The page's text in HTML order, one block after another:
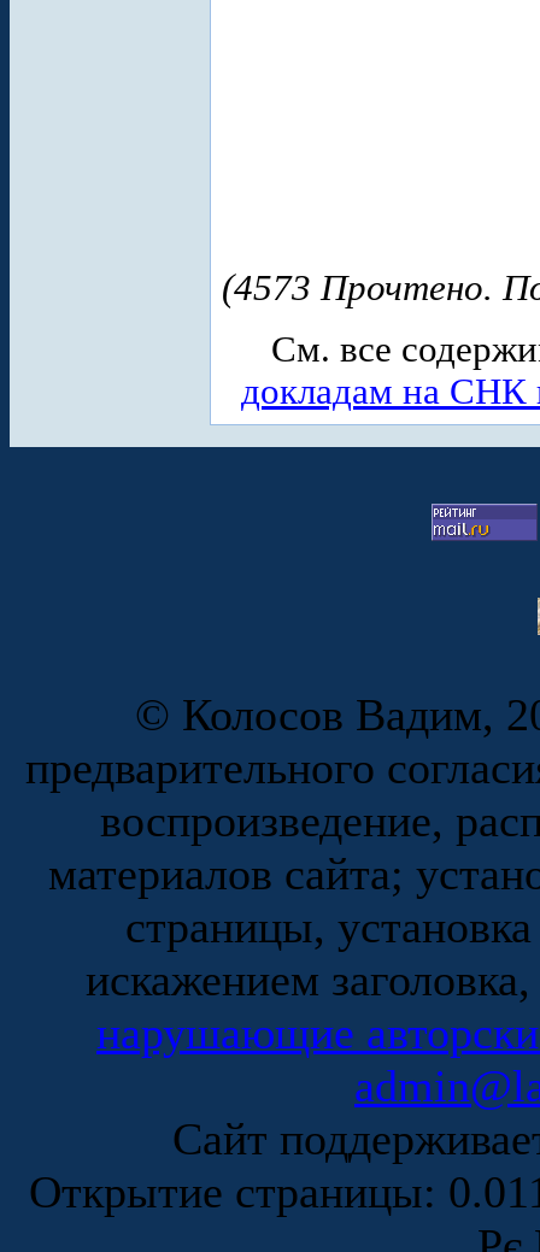
(4573 Прочтено.
См. все
докладам на СНК
© Колосов Вадим,
предварительного
воспроизведение,
материалов сайта;
страницы,
искажением
нарушающие
Сайт
Открытие страницы: